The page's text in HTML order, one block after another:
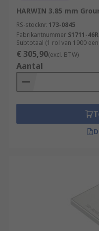
HARWIN 3.85 mm
RS-stocknr. 173-0845
Fabrikantnummer S1711-46R
Subtotaal (1 rol van 1900
€ 305,90(excl. BTW)
Aantal